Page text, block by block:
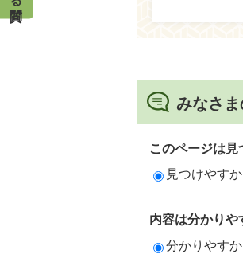
みなさ
このページは見
見つけやす
内容は分かりや
分かりやす